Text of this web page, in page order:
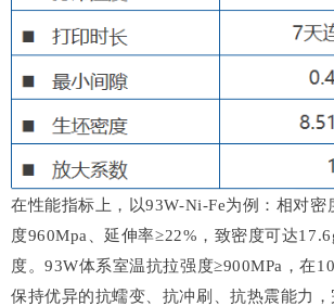
在性能指标上，以93W-Ni-Fe为例：相对密
度960Mpa、延伸率≥22%，致密度可达
度。93W体系室温抗拉强度≥900MPa，在
保持优异的抗蠕变、抗冲刷、抗热震能力